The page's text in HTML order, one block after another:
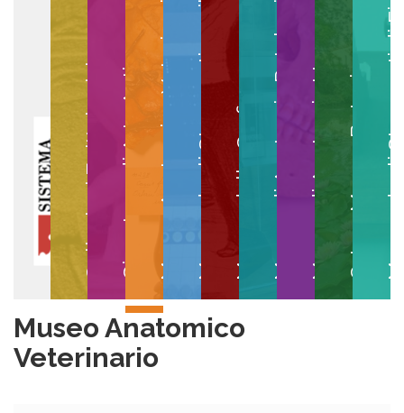
Collezioni EgittologicheGipsoteca di Arte AnticaMuseo Anatomico VeterinarioMuseo degli Strumenti per il CalcoloMuseo della GraficaMuseo di Anatomia PatologicaMuseo di Anatomia UmanaOrto e Museo BotanicoMuseo degli
Museo Anatomico
Veterinario